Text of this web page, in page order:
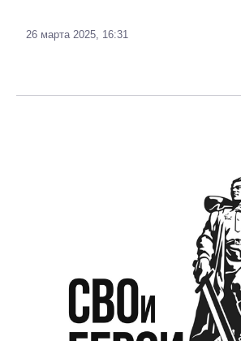
26 марта 2025, 16:31